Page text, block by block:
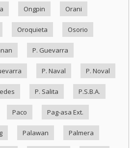
Ongpin Orani
Oroquieta Osorio
P. Guevarra
P. Naval P. Noval
P. Salita P.S.B.A.
Paco Pag-asa Ext.
Palawan Palmera